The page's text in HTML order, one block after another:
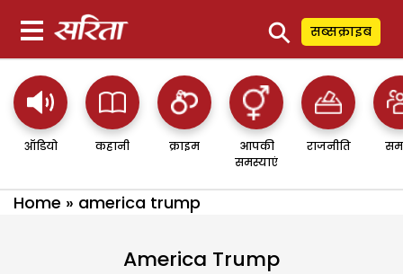
⚲ सब्सक्राइब
ऑडियो कहानी क्राइम
आपकी
समस्याएं
राजनीति
Home » america trump
America Trump